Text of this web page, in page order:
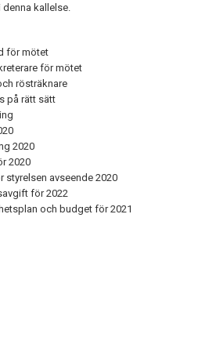
kallelse.
för mötet
för mötet
rösträknare
på rätt sätt
2020
2020
styrelsen avseende 2020
för 2022
och budget för 2021